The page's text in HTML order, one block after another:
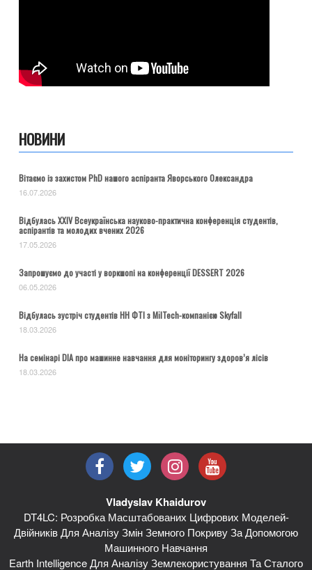
НОВИНИ
Вітаємо із захистом PhD нашого аспіранта Яворського Олександра
16.07.2026
Відбулась ХХІV Всеукраїнська науково-практична конференція студентів,
аспірантів та молодих вчених 2026
17.05.2026
Запрошуємо до участі у воркшопі на конференції DESSERT 2026
06.05.2026
Відбулась зустріч студентів НН ФТІ з MilTech-компанією Skyfall
18.03.2026
На семінарі DIA про машинне навчання для моніторингу здоров’я лісів
18.03.2026
Vladyslav Khaidurov
DT4LC: Розробка Масштабованих Цифрових Моделей-
Двійників Для Аналізу Змін Земного Покриву За Допомогою
Машинного Навчання
Earth Intelligence Для Аналізу Землекористування Та Сталого